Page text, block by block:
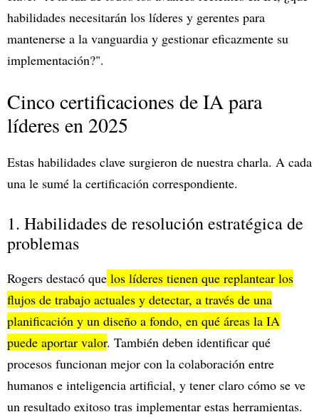
habilidades necesitarán los líderes y gerentes para
mantenerse a la vanguardia y gestionar eficazmente su
implementación?".
Cinco certificaciones de IA para
líderes en 2025
Estas habilidades clave surgieron de nuestra charla. A cada
una le sumé la certificación correspondiente.
1. Habilidades de resolución estratégica de
problemas
Rogers destacó que los líderes tienen que replantear los
flujos de trabajo actuales y detectar, a través de una
planificación y un diseño a fondo, en qué áreas la IA
puede aportar valor. También deben identificar qué
procesos funcionan mejor con la colaboración entre
humanos e inteligencia artificial, y tener claro cómo se ve
un resultado exitoso tras implementar estas herramientas.